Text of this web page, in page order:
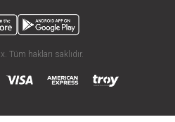
Tüm hakları saklıdır.